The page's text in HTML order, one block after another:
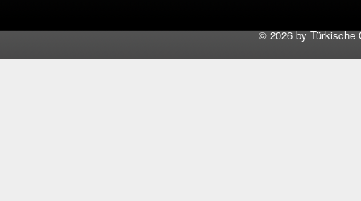
©2026 by Türkische